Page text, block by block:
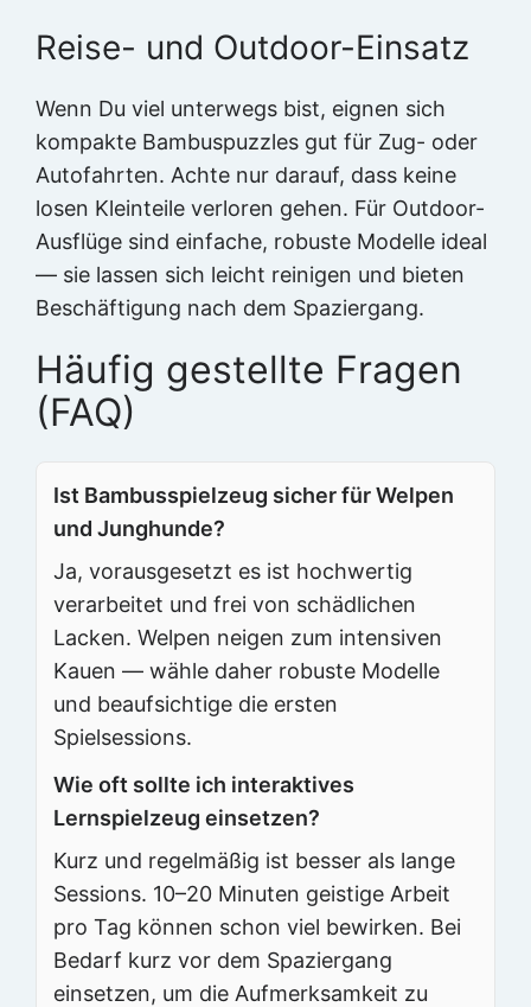
Reise- und Outdoor-Einsatz
Wenn Du viel unterwegs bist, eignen sich
kompakte Bambuspuzzles gut für Zug- oder
Autofahrten. Achte nur darauf, dass keine
losen Kleinteile verloren gehen. Für Outdoor-
Ausflüge sind einfache, robuste Modelle ideal
— sie lassen sich leicht reinigen und bieten
Beschäftigung nach dem Spaziergang.
Häufig gestellte Fragen
(FAQ)
Ist Bambusspielzeug sicher für Welpen
und Junghunde?
Ja, vorausgesetzt es ist hochwertig
verarbeitet und frei von schädlichen
Lacken. Welpen neigen zum intensiven
Kauen — wähle daher robuste Modelle
und beaufsichtige die ersten
Spielsessions.
Wie oft sollte ich interaktives
Lernspielzeug einsetzen?
Kurz und regelmäßig ist besser als lange
Sessions. 10–20 Minuten geistige Arbeit
pro Tag können schon viel bewirken. Bei
Bedarf kurz vor dem Spaziergang
einsetzen, um die Aufmerksamkeit zu